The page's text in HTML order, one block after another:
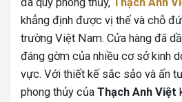
khẳng định được vị thế và chỗ
trường Việt Nam. Cửa hàng đã
đáng gờm của nhiều cơ sở kinh
vực. Với thiết kế sắc sảo và ấn
phong thủy của Thạch Anh Việt